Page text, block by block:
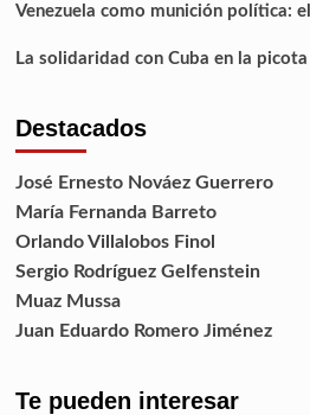
Venezuela como munición política:
La solidaridad con Cuba en la
Destacados
José Ernesto Nováez Guerrero
María Fernanda Barreto
Orlando Villalobos Finol
Sergio Rodríguez Gelfenstein
Muaz Mussa
Juan Eduardo Romero Jiménez
Te pueden interesar